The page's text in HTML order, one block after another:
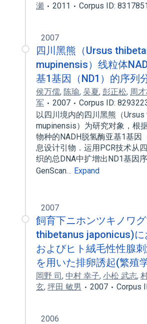
瀬
2011 Corpus ID:
2007
四川黑熊（Ursus
mupinensis）线粒体
基1基因（ND1）的序列
侯万儒, 陈瑜, 吴夏, 彭正松, 周
军
2007
Corpus ID:
以四川境内的四川黑熊（Ursus
mupinensis）为研究对象，根
物种的NADH脱氢酶亚基1基因
息设计引物．运用PCR技术从
织的总DNA中扩增出ND1基因
GenScan… Expand
2007
飼育下ニホンツキノワ
thibetanus japonicus)に
およびヒト絨毛性性腺
を用いた排卵誘起(繁殖
岡野 司, 中村 幸子, 小松 武志,
玄, 坪田 敏男 2007 Corpus
2006